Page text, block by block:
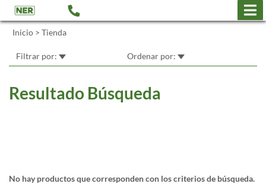
Inicio > Tienda
Filtrar por: Ordenar por:
Resultado Búsqueda
No hay productos que corresponden con los criterios de búsqueda.